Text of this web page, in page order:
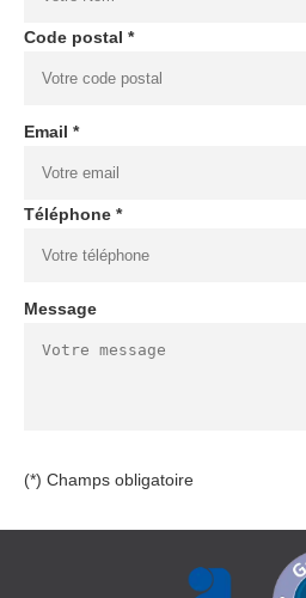
Code postal *
Email *
Téléphone *
Message
(*) Champs obligatoire